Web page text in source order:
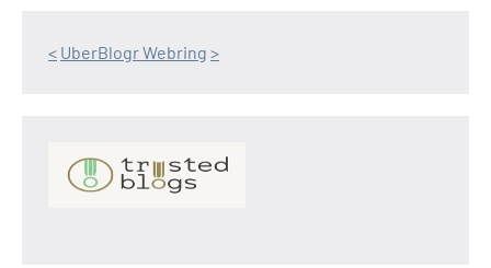
< UberBlogr Webring >